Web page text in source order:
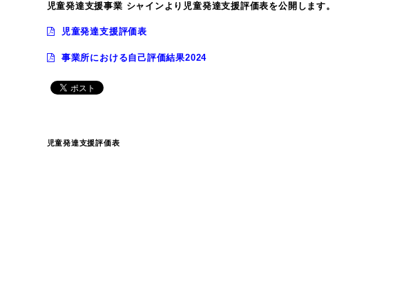
児童発達支援事業 シャインより児童発達支援評価表を公開します。
児童発達支援評価表
事業所における自己評価結果2024
児童発達支援評価表